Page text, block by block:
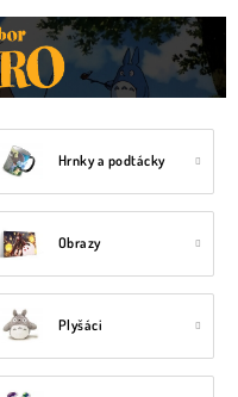
Hrnky a podtácky
Obrazy
Plyšáci